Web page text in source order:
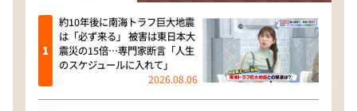
朝だ！生です旅サラダ
教えて！ニュースライブ 正義のミカタ
ＬＩＦＥ～夢のカタチ～
新婚さんいらっしゃい！
約10年後に南海トラフ巨大地震
は「必ず来る」 被害は東日本大
震災の15倍…専門家断言「人生
のスケジュールに入れて」
2026.08.06